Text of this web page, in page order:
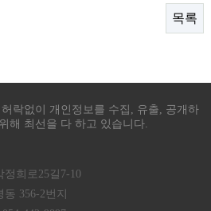
목록
락없이 개인정보를 수집, 유출, 공개하
해 최선을 다 하고 있습니다.
희로25길7-10
356-2번지